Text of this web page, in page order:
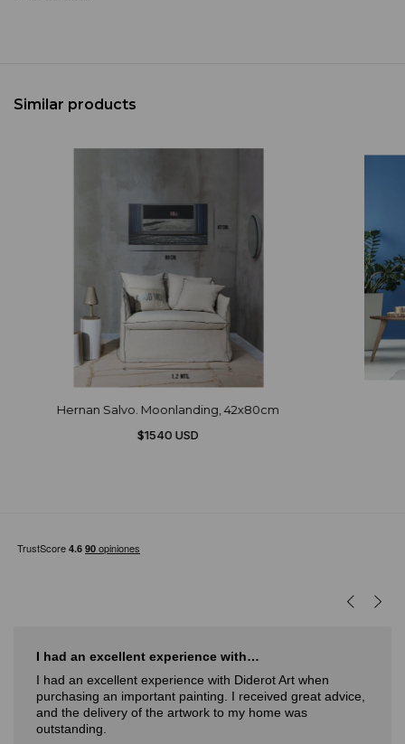
Similar products
Hernan Salvo. Moonlanding, 42x80cm
$1540 USD
I had an excellent experience with…
I had an excellent experience with Diderot Art when
purchasing an important painting. I received great advice,
and the delivery of the artwork to my home was
outstanding.